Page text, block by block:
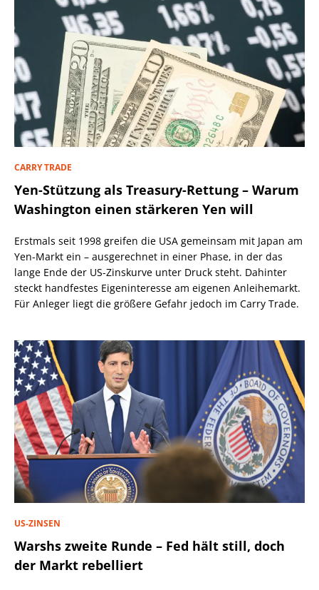
CARRY TRADE
Yen-Stützung als Treasury-Rettung – Warum
Washington einen stärkeren Yen will
Erstmals seit 1998 greifen die USA gemeinsam mit Japan am
Yen-Markt ein – ausgerechnet in einer Phase, in der das
lange Ende der US-Zinskurve unter Druck steht. Dahinter
steckt handfestes Eigeninteresse am eigenen Anleihemarkt.
Für Anleger liegt die größere Gefahr jedoch im Carry Trade.
US-ZINSEN
Warshs zweite Runde – Fed hält still, doch
der Markt rebelliert